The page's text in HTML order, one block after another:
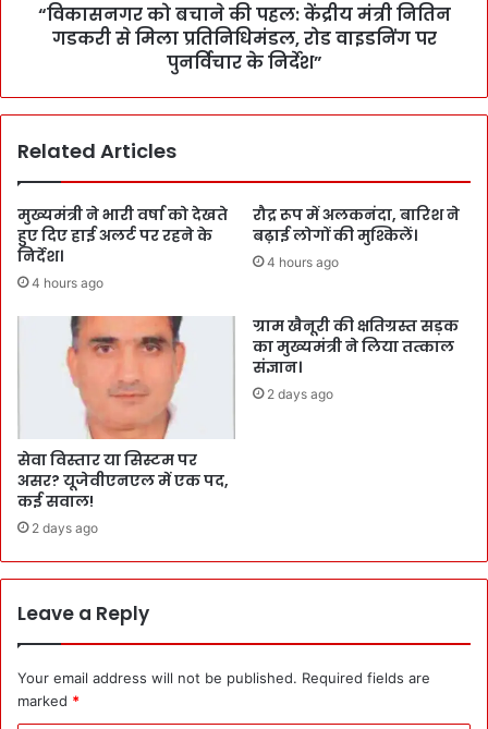
“विकासनगर को बचाने की पहल: केंद्रीय मंत्री नितिन
गडकरी से मिला प्रतिनिधिमंडल, रोड वाइडनिंग पर
पुनर्विचार के निर्देश”
Related Articles
मुख्यमंत्री ने भारी वर्षा को देखते
हुए दिए हाई अलर्ट पर रहने के
निर्देश।
4 hours ago
रौद्र रूप में अलकनंदा, बारिश ने
बढ़ाई लोगों की मुश्किलें।
4 hours ago
सेवा विस्तार या सिस्टम पर
असर? यूजेवीएनएल में एक पद,
कई सवाल!
2 days ago
ग्राम खैनूरी की क्षतिग्रस्त सड़क
का मुख्यमंत्री ने लिया तत्काल
संज्ञान।
2 days ago
Leave a Reply
Your email address will not be published. Required fields are
marked *